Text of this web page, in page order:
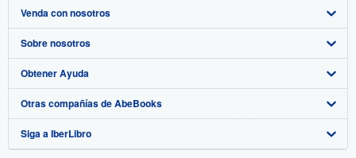
Búsqueda avanzada
Colecciones
Mi cuenta
Mis pedidos
Ver carrito
Venda con nosotros
Comenzar a vender
Únase a nuestro programa de afiliados
Recomiende un vendedor
Sobre nosotros
Sobre IberLibro
Medios
Empleo
Obtener Ayuda
Preguntas frecuentes y guías
Atención al Cliente
Otras compañías de AbeBooks
AbeBooks.com
Siga a IberLibro